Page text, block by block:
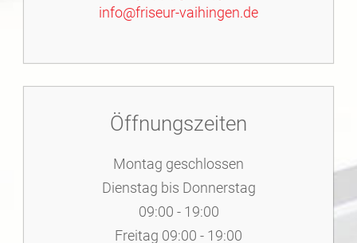
info@friseur-vaihingen.de
Öffnungszeiten
Montag geschlossen
Dienstag bis Donnerstag
09:00 - 19:00
Freitag 09:00 - 19:00